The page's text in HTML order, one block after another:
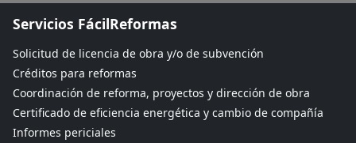
Servicios FácilReformas
Solicitud de licencia de obra y/o de subvención
Créditos para reformas
Coordinación de reforma, proyectos y dirección de obra
Certificado de eficiencia energética y cambio de compañía
Informes periciales